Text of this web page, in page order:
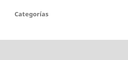
Categorías